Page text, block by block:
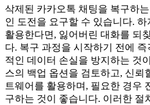
삭제된 카카오톡 채팅을 복구하
인 도전을 요구할 수 있습니다.
활용한다면, 잃어버린 대화를 되
다. 복구 과정을 시작하기 전에
적인 데이터 손실을 방지하는 것
스의 백업 옵션을 검토하고, 신뢰
트웨어를 활용하며, 필요한 경우
구하는 것이 좋습니다. 이러한 절